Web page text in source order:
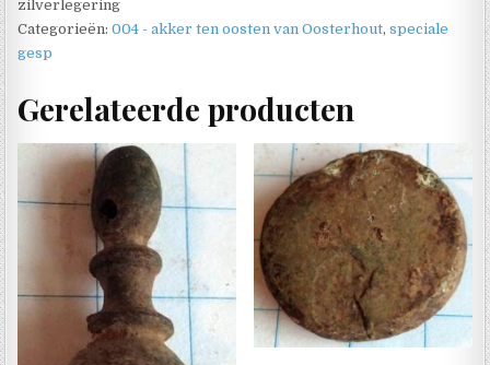
zilverlegering
Categorieën:004 - akker ten oosten van Oosterhout,speciale
gesp
Gerelateerde producten